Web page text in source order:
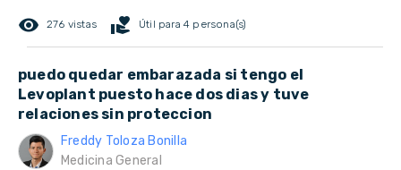
remove_red_eye 276 vistas volunteer_activism Útil para 4 persona(s)
puedo quedar embarazada si tengo el
Levoplant puesto hace dos dias y tuve
relaciones sin proteccion
Freddy Toloza Bonilla
Medicina General